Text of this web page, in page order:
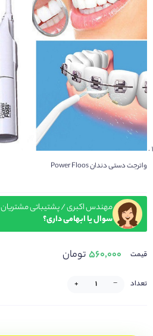
واترجت دستی دندان Power Floos
مهندس اکبری / پشتیباتی مشتریان
سوال یا ابهامی داری؟
قیمت ۵۶۰,۰۰۰ تومان
تعداد −
+